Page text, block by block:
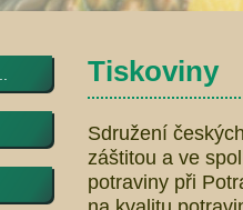
Tiskoviny
Sdružení
záštitou a ve
potraviny při